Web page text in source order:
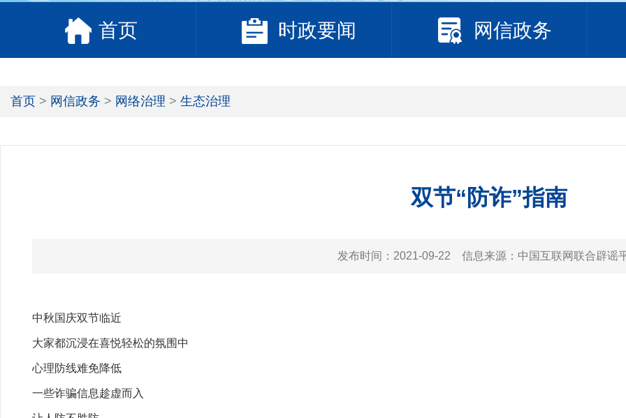
首页 时政要闻 网信政务
首页 > 网信政务 > 网络治理 > 生态治理
双节“防诈”指南
发布时间： 2021-09-22 信息来源： 中国互联网联合辟谣
中秋国庆双节临近
大家都沉浸在喜悦轻松的氛围中
心理防线难免降低
一些诈骗信息趁虚而入